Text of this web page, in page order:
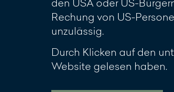
Rechung von US-
unzulässig.
Durch Klicken auf den
Website gelesen haben.